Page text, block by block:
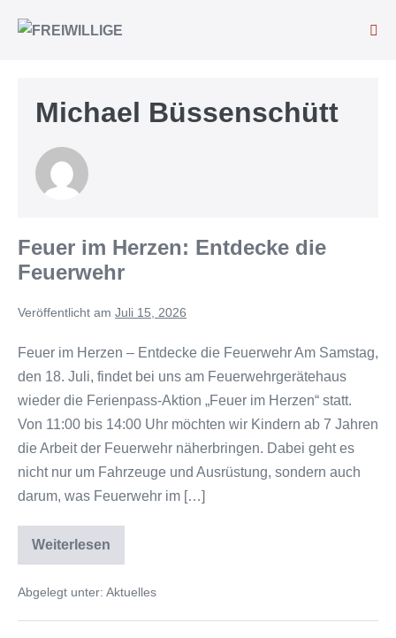
Michael Büssenschütt
Feuer im Herzen: Entdecke die
Feuerwehr
Veröffentlicht am Juli 15, 2026
Feuer im Herzen – Entdecke die Feuerwehr Am Samstag,
den 18. Juli, findet bei uns am Feuerwehrgerätehaus
wieder die Ferienpass-Aktion „Feuer im Herzen“ statt.
Von 11:00 bis 14:00 Uhr möchten wir Kindern ab 7 Jahren
die Arbeit der Feuerwehr näherbringen. Dabei geht es
nicht nur um Fahrzeuge und Ausrüstung, sondern auch
darum, was Feuerwehr im […]
Weiterlesen
Abgelegt unter: Aktuelles